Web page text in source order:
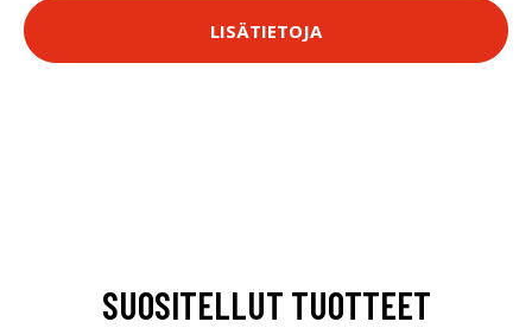
LISÄTIETOJA
SUOSITELLUT TUOTTEET